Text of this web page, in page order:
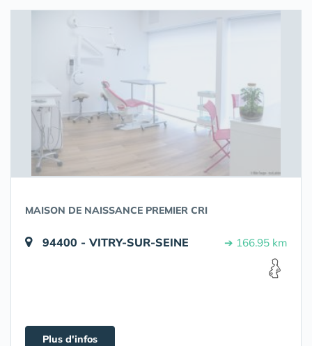
MAISON DE NAISSANCE PREMIER CRI
94400 - VITRY-SUR-SEINE ➔ 166.95 km
Plus d'infos